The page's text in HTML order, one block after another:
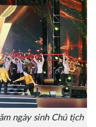
ngày sinh Chủ tịch